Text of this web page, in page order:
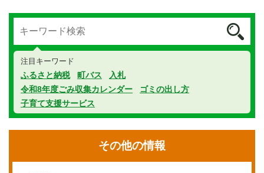
注目キーワード
ふるさと納税 町バス
入札
令和8年度ごみ収集カレンダー
ゴミの出し方
子育て支援サービス
その他の情報